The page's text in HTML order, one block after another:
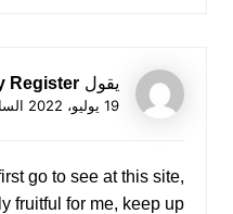
يقول Register
19 يوليو، 2022 الساعة 8:19 صباحًا
go to see at this site,
fruitful for me, keep up